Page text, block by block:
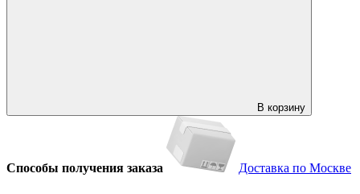
В корзину
Способы получения заказа Доставка по Москве